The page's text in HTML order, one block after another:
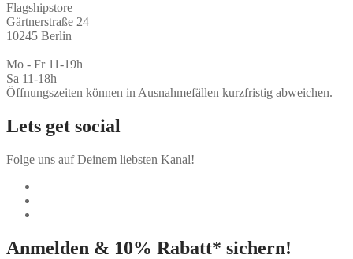
Flagshipstore
Gärtnerstraße 24
10245 Berlin
Mo - Fr 11-19h
Sa 11-18h
Öffnungszeiten können in Ausnahmefällen kurzfristig abweichen.
Lets get social
Folge uns auf Deinem liebsten Kanal!
Anmelden & 10% Rabatt* sichern!